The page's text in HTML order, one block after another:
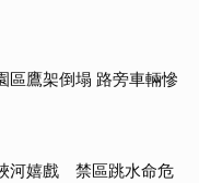
區鷹架倒塌 路旁車輛慘
河嬉戲 禁區跳水命危